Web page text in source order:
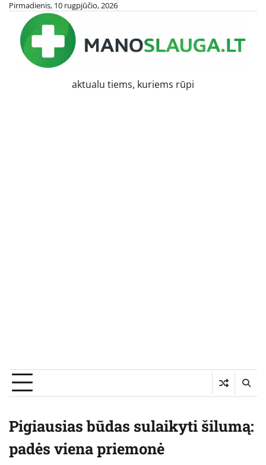
Skip
content
Pirmadienis, 10 rugpjūčio, 2026
aktualu tiems, kuriems rūpi
Pigiausias būdas sulaikyti šilumą:
padės viena priemonė